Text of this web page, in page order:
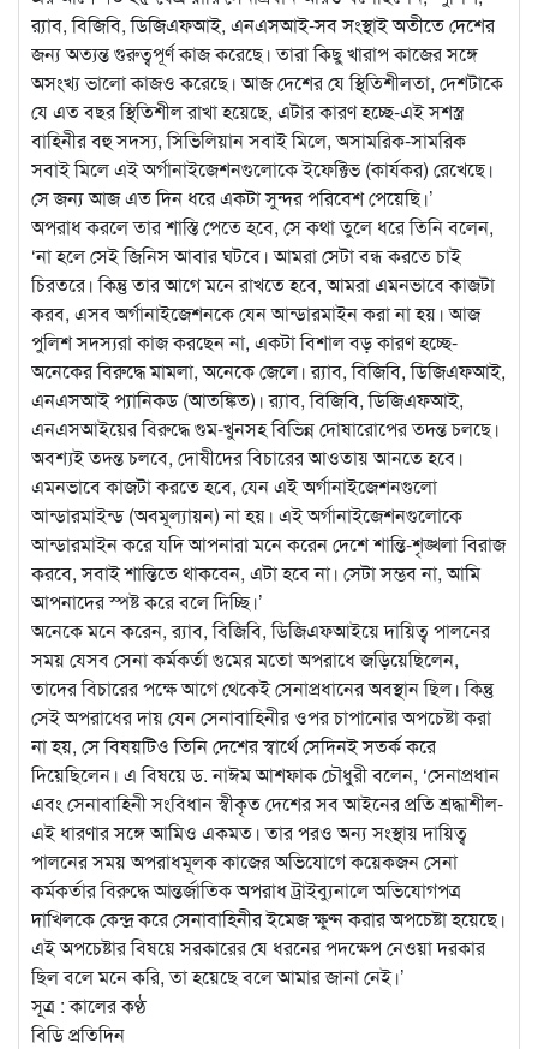
র‌্যাব, বিজিবি, ডিজিএফআই, এনএসআই-সব সংস্থাই অতীতে দেশের
জন্য অত্যন্ত গুরুত্বপূর্ণ কাজ করেছে। তারা কিছু খারাপ কাজের সঙ্গে
অসংখ্য ভালো কাজও করেছে। আজ দেশের যে স্থিতিশীলতা, দেশটাকে
যে এত বছর স্থিতিশীল রাখা হয়েছে, এটার কারণ হচ্ছে-এই সশস্ত্র
বাহিনীর বহু সদস্য, সিভিলিয়ান সবাই মিলে, অসামরিক-সামরিক
সবাই মিলে এই অর্গানাইজেশনগুলোকে ইফেক্টিভ (কার্যকর) রেখেছে।
সে জন্য আজ এত দিন ধরে একটা সুন্দর পরিবেশ পেয়েছি।’
অপরাধ করলে তার শাস্তি পেতে হবে, সে কথা তুলে ধরে তিনি বলেন,
‘না হলে সেই জিনিস আবার ঘটবে। আমরা সেটা বন্ধ করতে চাই
চিরতরে। কিন্তু তার আগে মনে রাখতে হবে, আমরা এমনভাবে কাজটা
করব, এসব অর্গানাইজেশনকে যেন আন্ডারমাইন করা না হয়। আজ
পুলিশ সদস্যরা কাজ করছেন না, একটা বিশাল বড় কারণ হচ্ছে-
অনেকের বিরুদ্ধে মামলা, অনেকে জেলে। র‌্যাব, বিজিবি, ডিজিএফআই,
এনএসআই প্যানিকড (আতঙ্কিত)। র‌্যাব, বিজিবি, ডিজিএফআই,
এনএসআইয়ের বিরুদ্ধে গুম-খুনসহ বিভিন্ন দোষারোপের তদন্ত চলছে।
অবশ্যই তদন্ত চলবে, দোষীদের বিচারের আওতায় আনতে হবে।
এমনভাবে কাজটা করতে হবে, যেন এই অর্গানাইজেশনগুলো
আন্ডারমাইন্ড (অবমূল্যায়ন) না হয়। এই অর্গানাইজেশনগুলোকে
আন্ডারমাইন করে যদি আপনারা মনে করেন দেশে শান্তি-শৃঙ্খলা বিরাজ
করবে, সবাই শান্তিতে থাকবেন, এটা হবে না। সেটা সম্ভব না, আমি
আপনাদের স্পষ্ট করে বলে দিচ্ছি।’
অনেকে মনে করেন, র‌্যাব, বিজিবি, ডিজিএফআইয়ে দায়িত্ব পালনের
সময় যেসব সেনা কর্মকর্তা গুমের মতো অপরাধে জড়িয়েছিলেন,
তাদের বিচারের পক্ষে আগে থেকেই সেনাপ্রধানের অবস্থান ছিল। কিন্তু
সেই অপরাধের দায় যেন সেনাবাহিনীর ওপর চাপানোর অপচেষ্টা করা
না হয়, সে বিষয়টিও তিনি দেশের স্বার্থে সেদিনই সতর্ক করে
দিয়েছিলেন। এ বিষয়ে ড. নাঈম আশফাক চৌধুরী বলেন, ‘সেনাপ্রধান
এবং সেনাবাহিনী সংবিধান স্বীকৃত দেশের সব আইনের প্রতি শ্রদ্ধাশীল-
এই ধারণার সঙ্গে আমিও একমত। তার পরও অন্য সংস্থায় দায়িত্ব
পালনের সময় অপরাধমূলক কাজের অভিযোগে কয়েকজন সেনা
কর্মকর্তার বিরুদ্ধে আন্তর্জাতিক অপরাধ ট্রাইব্যুনালে অভিযোগপত্র
দাখিলকে কেন্দ্র করে সেনাবাহিনীর ইমেজ ক্ষুণ্ন করার অপচেষ্টা হয়েছে।
এই অপচেষ্টার বিষয়ে সরকারের যে ধরনের পদক্ষেপ নেওয়া দরকার
ছিল বলে মনে করি, তা হয়েছে বলে আমার জানা নেই।’
সূত্র : কালের কণ্ঠ
বিডি প্রতিদিন